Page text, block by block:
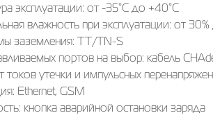
эксплуатации: от -35°С до +40°С
влажность при эксплуатации: от
заземления: TT/TN-S
портов на выбор: кабель
токов утечки и импульсных
Ethernet, GSM
кнопка аварийной остановки заряда